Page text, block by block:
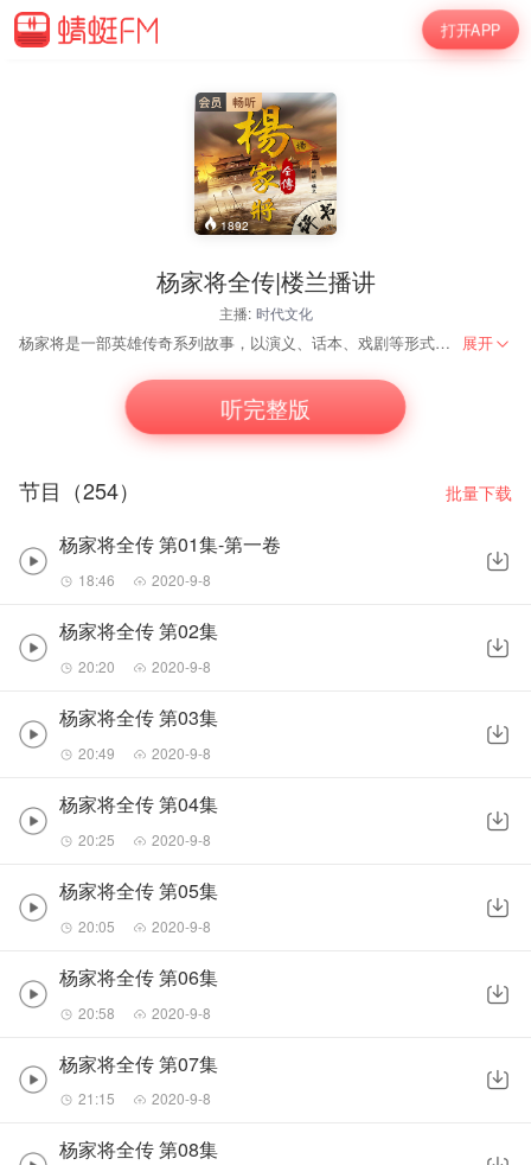
打开APP
1892
杨家将全传|楼兰播讲
主播: 时代文化
杨家将是一部英雄传奇系列故事，以演义、话本、戏剧等形式在中国民间广为流传。它对北宋前期的一些人物和事件加以演义，讲述了杨家四代人戍守北疆、精忠报国的动人事迹。《薛家将》、《杨家将》、《呼家将》等构成了我国通俗小说史上著名的“三大家将小说”。 展开
听完整版
节目（254） 批量下载
杨家将全传 第01集-第一卷
18:46 2020-9-8
杨家将全传 第02集
20:20 2020-9-8
杨家将全传 第03集
20:49 2020-9-8
杨家将全传 第04集
20:25 2020-9-8
杨家将全传 第05集
20:05 2020-9-8
杨家将全传 第06集
20:58 2020-9-8
杨家将全传 第07集
21:15 2020-9-8
杨家将全传 第08集